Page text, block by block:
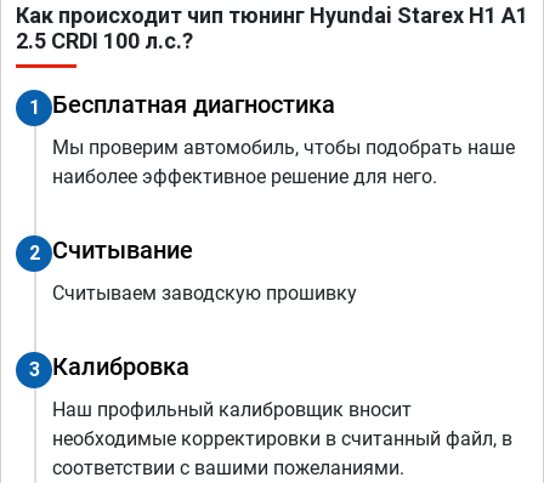
Как происходит чип тюнинг Hyundai Starex H1 A1
2.5 CRDI 100 л.с.?
1 Бесплатная диагностика
Мы проверим автомобиль, чтобы подобрать наше
наиболее эффективное решение для него.
2 Считывание
Считываем заводскую прошивку
3 Калибровка
Наш профильный калибровщик вносит
необходимые корректировки в считанный файл, в
соответствии с вашими пожеланиями.